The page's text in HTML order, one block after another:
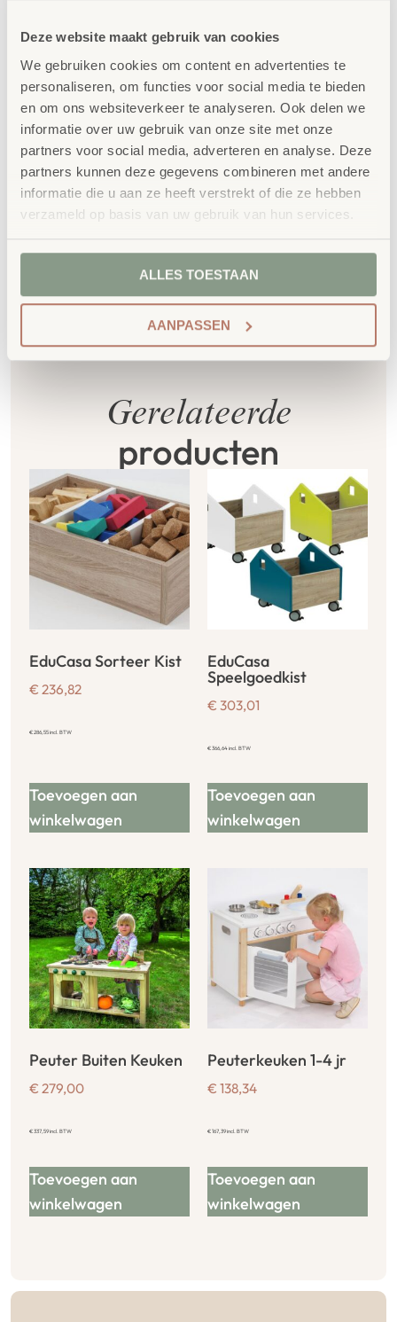
Deze website maakt gebruik van cookies
We gebruiken cookies om content en advertenties te
personaliseren, om functies voor social media te bieden
en om ons websiteverkeer te analyseren. Ook delen we
informatie over uw gebruik van onze site met onze
partners voor social media, adverteren en analyse. Deze
partners kunnen deze gegevens combineren met andere
informatie die u aan ze heeft verstrekt of die ze hebben
verzameld op basis van uw gebruik van hun services.
ALLES TOESTAAN
AANPASSEN
voldoet aan GS- en TÜV-keuringen
Duurzaamheid: wij werken met circulaire
producten, waaronder onze
OneWood-lijn
100% FSC -gecertificeerd Scandinavisch hout.
Daarnaast zelfs voorzien van het
milieukeurmerkEU-Ecolabel.
Extra informatie
SKU 41620
Gerelateerde
producten
EduCasa Sorteer Kist
€ 236,82
€286,55incl. BTW
Toevoegen aan
winkelwagen
EduCasa
Speelgoedkist
€ 303,01
€366,64incl. BTW
Toevoegen aan
winkelwagen
Peuter Buiten Keuken
€ 279,00
€337,59incl. BTW
Toevoegen aan
winkelwagen
Peuterkeuken 1-4 jr
€ 138,34
€167,39incl. BTW
Toevoegen aan
winkelwagen